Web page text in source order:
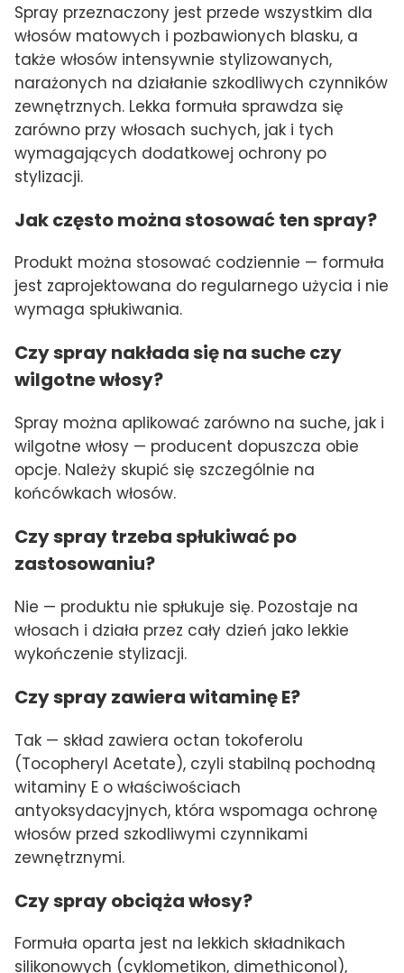
Spray przeznaczony jest przede wszystkim dla
włosów matowych i pozbawionych blasku, a
także włosów intensywnie stylizowanych,
narażonych na działanie szkodliwych czynników
zewnętrznych. Lekka formuła sprawdza się
zarówno przy włosach suchych, jak i tych
wymagających dodatkowej ochrony po
stylizacji.
Jak często można stosować ten spray?
Produkt można stosować codziennie — formuła
jest zaprojektowana do regularnego użycia i nie
wymaga spłukiwania.
Czy spray nakłada się na suche czy
wilgotne włosy?
Spray można aplikować zarówno na suche, jak i
wilgotne włosy — producent dopuszcza obie
opcje. Należy skupić się szczególnie na
końcówkach włosów.
Czy spray trzeba spłukiwać po
zastosowaniu?
Nie — produktu nie spłukuje się. Pozostaje na
włosach i działa przez cały dzień jako lekkie
wykończenie stylizacji.
Czy spray zawiera witaminę E?
Tak — skład zawiera octan tokoferolu
(Tocopheryl Acetate), czyli stabilną pochodną
witaminy E o właściwościach
antyoksydacyjnych, która wspomaga ochronę
włosów przed szkodliwymi czynnikami
zewnętrznymi.
Czy spray obciąża włosy?
Formuła oparta jest na lekkich składnikach
silikonowych (cyklometikon, dimethiconol),